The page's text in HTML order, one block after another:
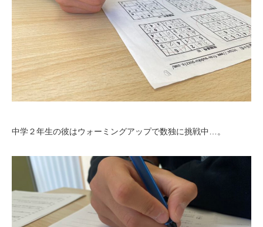
中学２年生の彼はウォーミングアップで数独に挑戦中…。